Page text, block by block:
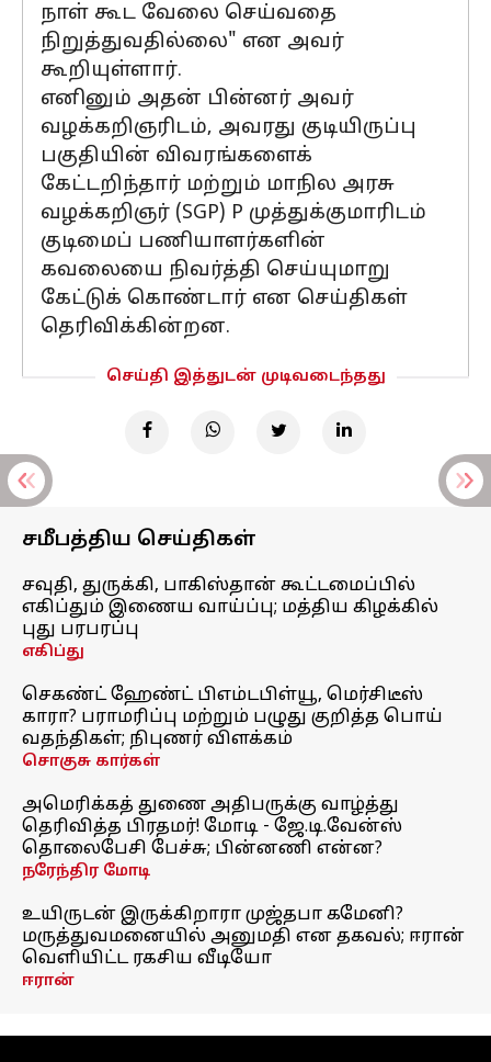
நாள் கூட வேலை செய்வதை
நிறுத்துவதில்லை" என அவர்
கூறியுள்ளார்.
எனினும் அதன் பின்னர் அவர்
வழக்கறிஞரிடம், அவரது குடியிருப்பு
பகுதியின் விவரங்களைக்
கேட்டறிந்தார் மற்றும் மாநில அரசு
வழக்கறிஞர் (SGP) P முத்துக்குமாரிடம்
குடிமைப் பணியாளர்களின்
கவலையை நிவர்த்தி செய்யுமாறு
கேட்டுக் கொண்டார் என செய்திகள்
தெரிவிக்கின்றன.
செய்தி இத்துடன் முடிவடைந்தது
சமீபத்திய செய்திகள்
சவுதி, துருக்கி, பாகிஸ்தான் கூட்டமைப்பில்
எகிப்தும் இணைய வாய்ப்பு; மத்திய கிழக்கில்
புது பரபரப்பு
எகிப்து
செகண்ட் ஹேண்ட் பிஎம்டபிள்யூ, மெர்சிடீஸ்
காரா? பராமரிப்பு மற்றும் பழுது குறித்த பொய்
வதந்திகள்; நிபுணர் விளக்கம்
சொகுசு கார்கள்
அமெரிக்கத் துணை அதிபருக்கு வாழ்த்து
தெரிவித்த பிரதமர்! மோடி - ஜே.டி.வேன்ஸ்
தொலைபேசி பேச்சு; பின்னணி என்ன?
நரேந்திர மோடி
உயிருடன் இருக்கிறாரா முஜ்தபா கமேனி?
மருத்துவமனையில் அனுமதி என தகவல்; ஈரான்
வெளியிட்ட ரகசிய வீடியோ
ஈரான்